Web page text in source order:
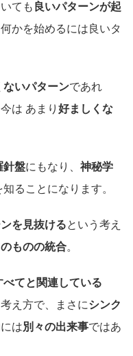
ても 良いパターンが起
かを始めるには良いタ
ないパターンであれ
は あまり 好ましくな
針盤にもなり、 神秘学
ることになります。
を見抜けるという考え
ものの統合。
べてと関連している
え方で、まさにシンク
は別々の出来事ではあ